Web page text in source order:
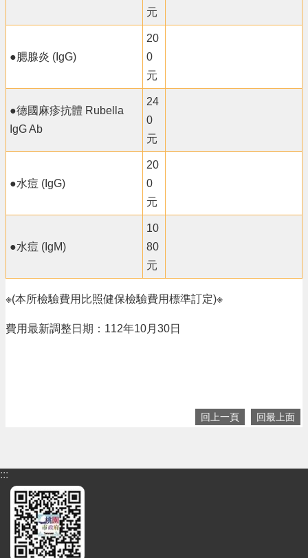
元
●腮腺炎 (IgG)
20
0
元
●德國麻疹抗體 Rubella
IgG Ab
24
0
元
●水痘 (IgG)
20
0
元
●水痘 (IgM)
10
80
元
※(本所檢驗費用比照健保檢驗費用標準訂定)※
費用最新調整日期：112年10月30日
回上一頁 回最上面
:::